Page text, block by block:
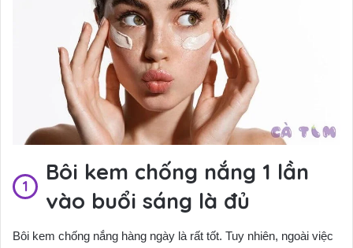
Bôi kem chống nắng 1 lần
vào buổi sáng là đủ
Bôi kem chống nắng hàng ngày là rất tốt. Tuy nhiên, ngoài việc